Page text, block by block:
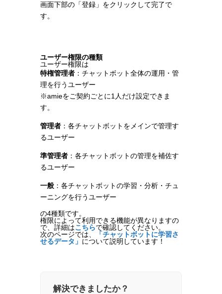
画面下部の「登録」をクリックして完了で
す。
ユーザー権限の種類
ユーザー権限は
特権管理者 ：チャットボット全体の運用・管
理を行うユーザー
※amieをご契約ごとに1人だけ設定できま
す。
管理者 ：各チャットボットをメインで管理す
るユーザー
準管理者 ：各チャットボットの管理を補佐す
るユーザー
一般 ：各チャットボットの学習・分析・チュ
ーニングを行うユーザー
の4種類です。
権限によって利用できる機能が異なりますの
で、詳細はこちらで確認してください。
次のページでは、
「チャットボットに学習さ
せるデータ」 について説明しています！
解決できましたか？